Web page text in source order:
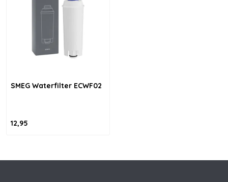
SMEG Waterfilter ECWF02
12,95